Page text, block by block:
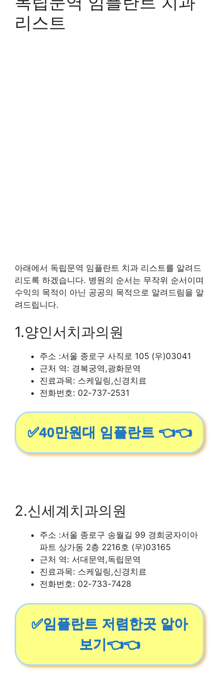
리스트
아래에서 독립문역 임플란트 치과 리스트를 알려드
리도록 하겠습니다. 병원의 순서는 무작위 순서이며
수익의 목적이 아닌 공공의 목적으로 알려드림을 알
려드립니다.
1.양인서치과의원
주소 :서울 종로구 사직로 105 (우)03041
근처 역: 경복궁역,광화문역
진료과목: 스케일링,신경치료
전화번호: 02-737-2531
✅40만원대 임플란트 👈👈
2.신세계치과의원
주소 :서울 종로구 송월길 99 경희궁자이아
파트 상가동 2층 2216호 (우)03165
근처 역: 서대문역,독립문역
진료과목: 스케일링,신경치료
전화번호: 02-733-7428
✅임플란트 저렴한곳 알아
보기👈👈